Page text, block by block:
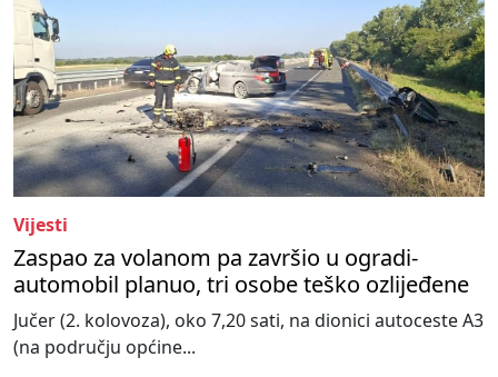
Vijesti
Zaspao za volanom pa završio u ogradi-
automobil planuo, tri osobe teško ozlijeđene
Jučer (2. kolovoza), oko 7,20 sati, na dionici autoceste A3
(na području općine...